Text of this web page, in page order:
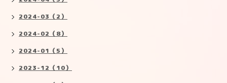
2024-03（2）
2024-02（8）
2024-01（5）
2023-12（10）